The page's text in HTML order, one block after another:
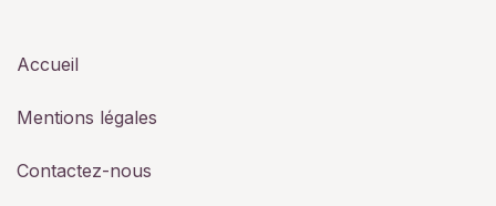
Accueil
Mentions légales
Contactez-nous